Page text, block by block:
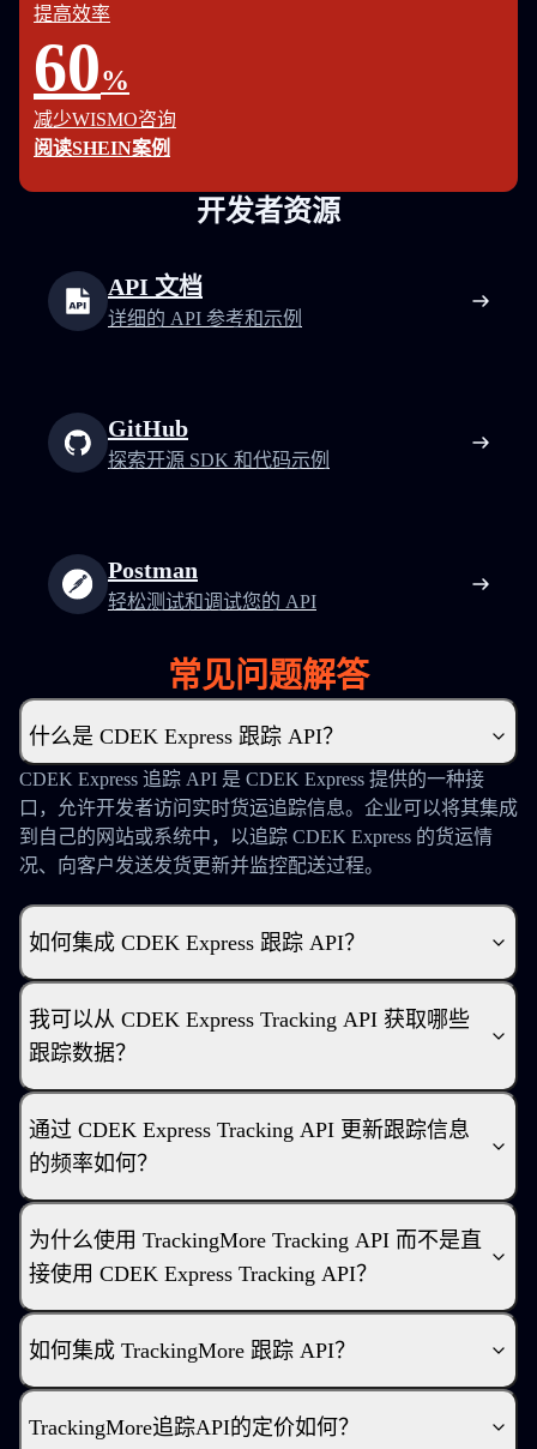
提高效率
60%
减少WISMO咨询
阅读SHEIN案例
开发者资源
API 文档
详细的 API 参考和示例
GitHub
探索开源 SDK 和代码示例
Postman
轻松测试和调试您的 API
常见问题解答
什么是 CDEK Express 跟踪 API？
CDEK Express 追踪 API 是 CDEK Express 提供的一种接
口，允许开发者访问实时货运追踪信息。企业可以将其集成
到自己的网站或系统中，以追踪 CDEK Express 的货运情
况、向客户发送发货更新并监控配送过程。
如何集成 CDEK Express 跟踪 API？
我可以从 CDEK Express Tracking API 获取哪些
跟踪数据？
通过 CDEK Express Tracking API 更新跟踪信息
的频率如何？
为什么使用 TrackingMore Tracking API 而不是直
接使用 CDEK Express Tracking API？
如何集成 TrackingMore 跟踪 API？
TrackingMore追踪API的定价如何？